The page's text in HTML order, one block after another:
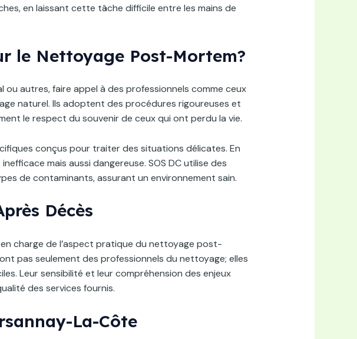
en laissant cette tâche difficile entre les mains de
le Nettoyage Post-Mortem?
autres, faire appel à des professionnels comme ceux
naturel. Ils adoptent des procédures rigoureuses et
le respect du souvenir de ceux qui ont perdu la vie.
conçus pour traiter des situations délicates. En
mais aussi dangereuse. SOS DC utilise des
de contaminants, assurant un environnement sain.
Décès
charge de l’aspect pratique du nettoyage post-
pas seulement des professionnels du nettoyage; elles
Leur sensibilité et leur compréhension des enjeux
des services fournis.
La-Côte